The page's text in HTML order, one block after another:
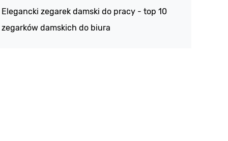
Elegancki zegarek damski do pracy - top 10
zegarków damskich do biura